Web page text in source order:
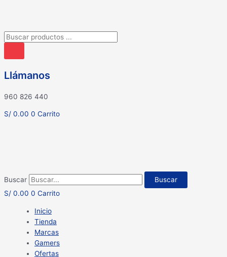
Búsqueda
productos
Llámanos
960 826 440
S/ 0.00 0 Carrito
Buscar
Buscar
S/ 0.00 0 Carrito
Inicio
Tienda
Marcas
Gamers
Ofertas